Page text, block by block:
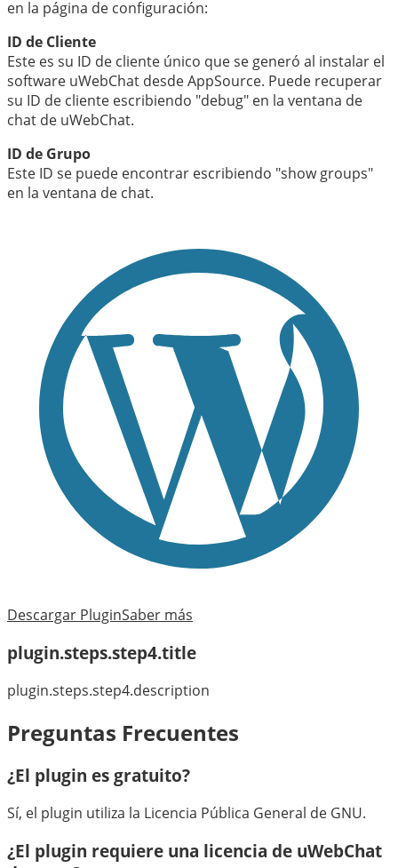
en la página de configuración:
ID de Cliente
Este es su ID de cliente único que se generó al instalar el
software uWebChat desde AppSource. Puede recuperar
su ID de cliente escribiendo "debug" en la ventana de
chat de uWebChat.
ID de Grupo
Este ID se puede encontrar escribiendo "show groups"
en la ventana de chat.
Descargar PluginSaber más
plugin.steps.step4.title
plugin.steps.step4.description
Preguntas Frecuentes
¿El plugin es gratuito?
Sí, el plugin utiliza la Licencia Pública General de GNU.
¿El plugin requiere una licencia de uWebChat